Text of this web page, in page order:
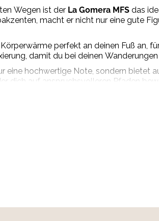
Wegen ist der La Gomera MFS das
macht er nicht nur eine gute
perfekt an deinen Fuß an,
damit du bei deinen
eine hochwertige Note, sondern bietet
dich auf anspruchsvolleren Pfaden
Halt auf unterschiedlichstem
und Style sorgt.